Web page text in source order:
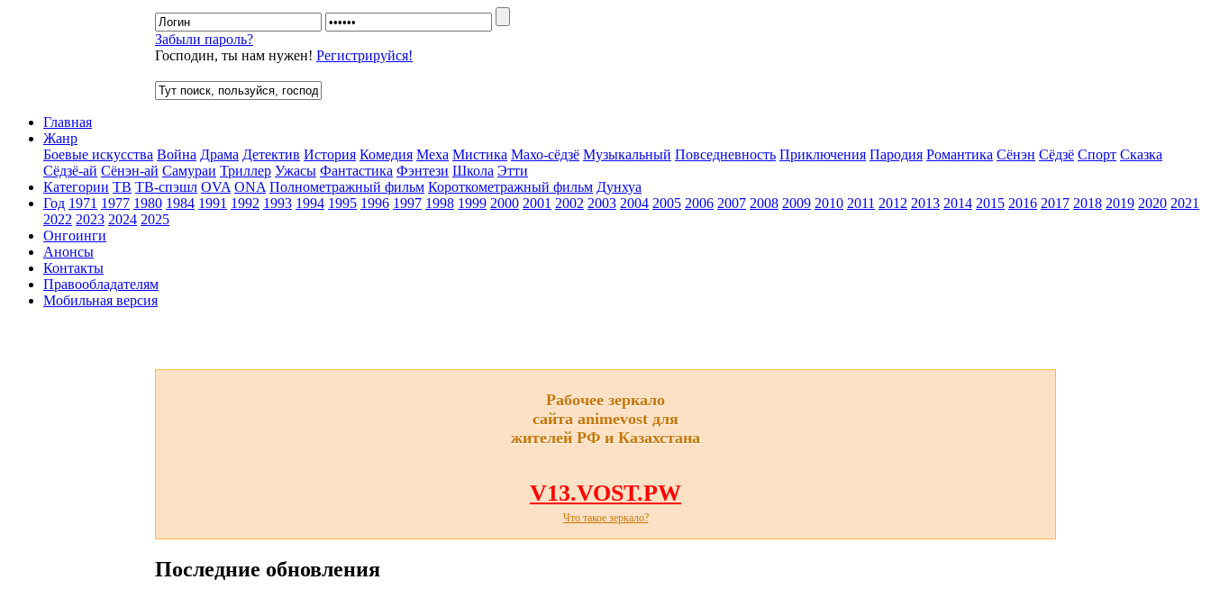
Забыли пароль?
Господин, ты нам нужен! Регистрируйся!
Главная
Жанр
Боевые искусства Война Драма Детектив История Комедия Меха Мистика Махо-сёдзё Музыкальный Повседневность Приключения Пародия Романтика Сёнэн Сёдзё Спорт Сказка
Сёдзё-ай Сёнэн-ай Самураи Триллер Ужасы Фантастика Фэнтези Школа Этти
Категории ТВ ТВ-спэшл OVA ONA Полнометражный фильм Короткометражный фильм Дунхуа
Год 1971 1977 1980 1984 1991 1992 1993 1994 1995 1996 1997 1998 1999 2000 2001 2002 2003 2004 2005 2006 2007 2008 2009 2010 2011 2012 2013 2014 2015 2016 2017 2018 2019 2020 2021
2022 2023 2024 2025
Онгоинги
Анонсы
Контакты
Правообладателям
Мобильная версия
Рабочее зеркало
сайта animevost для
жителей РФ и Казахстана
V13.VOST.PW
Что такое зеркало?
Последние обновления